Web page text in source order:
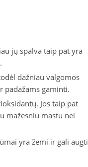
jų spalva taip pat yra
dažniau valgomos
padažams gaminti.
Jos taip pat
mažesniu mastu nei
yra žemi ir gali augti